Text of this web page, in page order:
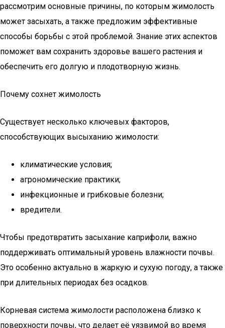
рассмотрим основные причины, по которым жимолость
может засыхать, а также предложим эффективные
способы борьбы с этой проблемой. Знание этих аспектов
поможет вам сохранить здоровье вашего растения и
обеспечить его долгую и плодотворную жизнь.
Почему сохнет жимолость
Существует несколько ключевых факторов,
способствующих высыханию жимолости:
климатические условия;
агрономические практики;
инфекционные и грибковые болезни;
вредители.
Чтобы предотвратить засыхание каприфоли, важно
поддерживать оптимальный уровень влажности почвы.
Это особенно актуально в жаркую и сухую погоду, а также
при длительных периодах без осадков.
Корневая система жимолости расположена близко к
поверхности почвы, что делает её уязвимой во время